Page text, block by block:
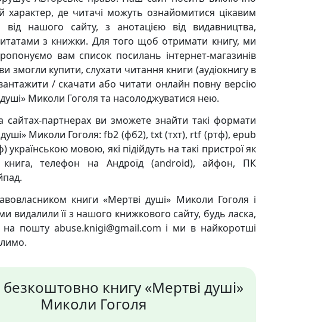
характер, де читачі можуть ознайомитися цікавим
нашого сайту, з анотацією від видавництва,
з книжки. Для того щоб отримати книгу, ми
вам список посилань інтернет-магазинів
змогли купити, слухати читання книги (аудіокнигу в
/ скачати або читати онлайн повну версію
Миколи Гоголя та насолоджуватися нею.
сайтах-партнерах ви зможете знайти такі формати
Миколи Гоголя: fb2 (фб2), txt (тхт), rtf (ртф), epub
українською мовою, які підійдуть на такі пристрої як
книга, телефон на Андроїд (android), айфон, ПК
книги «Мертві душі» Миколи Гоголя і
видалили її з нашого книжкового сайту, будь ласка,
пошту abuse.knigi@gmail.com і ми в найкоротші
книгу «Мертві душі»
Миколи Гоголя